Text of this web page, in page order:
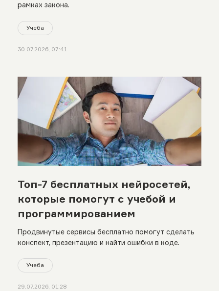
рамках закона.
Учеба
30.07.2026, 07:41
Топ-7 бесплатных нейросетей,
которые помогут с учебой и
программированием
Продвинутые сервисы бесплатно помогут сделать
конспект, презентацию и найти ошибки в коде.
Учеба
29.07.2026, 01:28